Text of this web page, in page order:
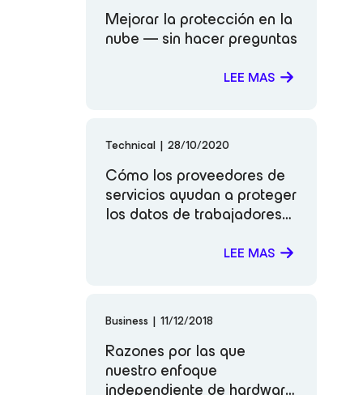
Mejorar la protección en la
nube — sin hacer preguntas
LEE MAS
Technical | 28/10/2020
Cómo los proveedores de
servicios ayudan a proteger
los datos de trabajadores
LEE MAS
Business | 11/12/2018
Razones por las que
nuestro enfoque